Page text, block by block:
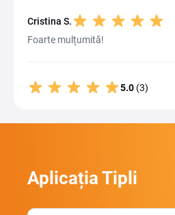
Cristina S.
Foarte mulțumită!
5.0 (3)
Aplicația Tipli